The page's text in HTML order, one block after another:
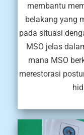
membantu
belakang yang
pada situasi
MSO jelas
mana MSO
merestorasi